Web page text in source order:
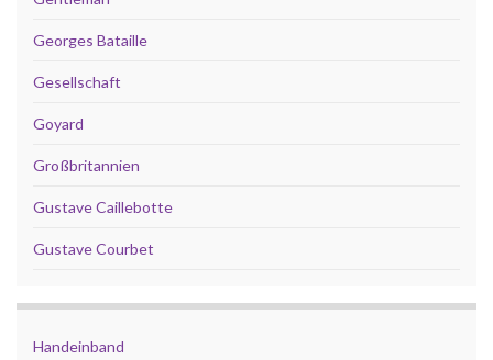
Georges Bataille
Gesellschaft
Goyard
Großbritannien
Gustave Caillebotte
Gustave Courbet
Handeinband